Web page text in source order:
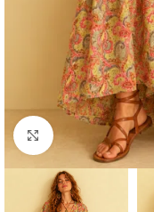
Click to enlarge